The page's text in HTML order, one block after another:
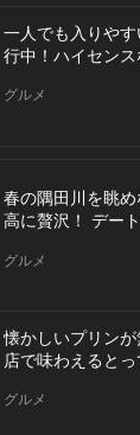
一人でも入りや
行中！ハイセン
グルメ
春の隅田川を眺
高に贅沢！ デー
グルメ
懐かしいプリン
店で味わえると
グルメ